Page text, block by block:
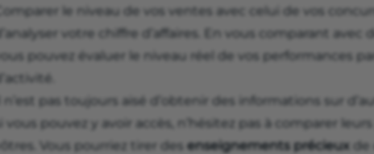
le niveau de vos ventes avec celui de vos
votre chiffre d’affaires. En vous comparant avec
pouvez évaluer le niveau réel de vos performances
n’est pas toujours aisé d’obtenir des informations sur
vous pouvez y avoir accès, n’hésitez pas à comparer
Vous pourriez tirer des enseignements précieux de